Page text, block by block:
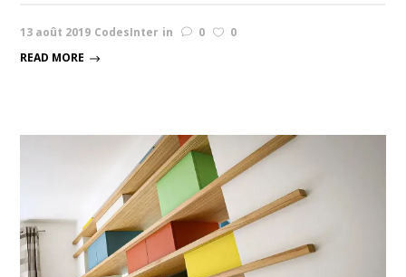
13 août 2019 CodesInter in 0
0
READ MORE